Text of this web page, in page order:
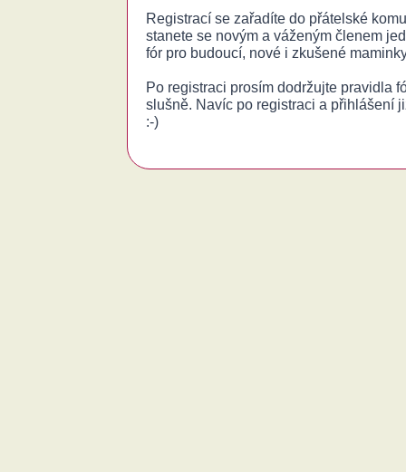
Registrací se zařadíte do přátelské
stanete se novým a váženým členem
fór pro budoucí, nové i zkušené
Po registraci prosím dodržujte pravidla
slušně. Navíc po registraci a přihlášení
:-)